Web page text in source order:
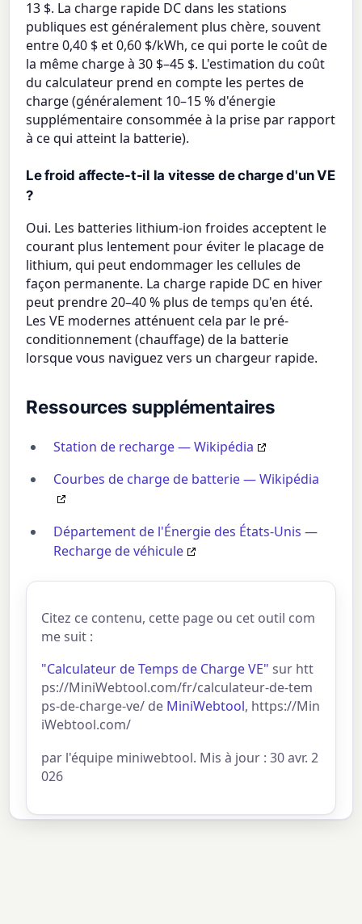
13 $. La charge rapide DC dans les stations
publiques est généralement plus chère, souvent
entre 0,40 $ et 0,60 $/kWh, ce qui porte le coût de
la même charge à 30 $–45 $. L'estimation du coût
du calculateur prend en compte les pertes de
charge (généralement 10–15 % d'énergie
supplémentaire consommée à la prise par rapport
à ce qui atteint la batterie).
Le froid affecte-t-il la vitesse de charge d'un VE
?
Oui. Les batteries lithium-ion froides acceptent le
courant plus lentement pour éviter le placage de
lithium, qui peut endommager les cellules de
façon permanente. La charge rapide DC en hiver
peut prendre 20–40 % plus de temps qu'en été.
Les VE modernes atténuent cela par le pré-
conditionnement (chauffage) de la batterie
lorsque vous naviguez vers un chargeur rapide.
Ressources supplémentaires
Station de recharge — Wikipédia
Courbes de charge de batterie — Wikipédia
Département de l'Énergie des États-Unis —
Recharge de véhicule
Citez ce contenu, cette page ou cet outil com
me suit :
"Calculateur de Temps de Charge VE" sur htt
ps://MiniWebtool.com/fr/calculateur-de-tem
ps-de-charge-ve/ de MiniWebtool, https://Min
iWebtool.com/
par l'équipe miniwebtool. Mis à jour : 30 avr. 2
026